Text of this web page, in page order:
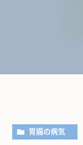
胃腸の病気